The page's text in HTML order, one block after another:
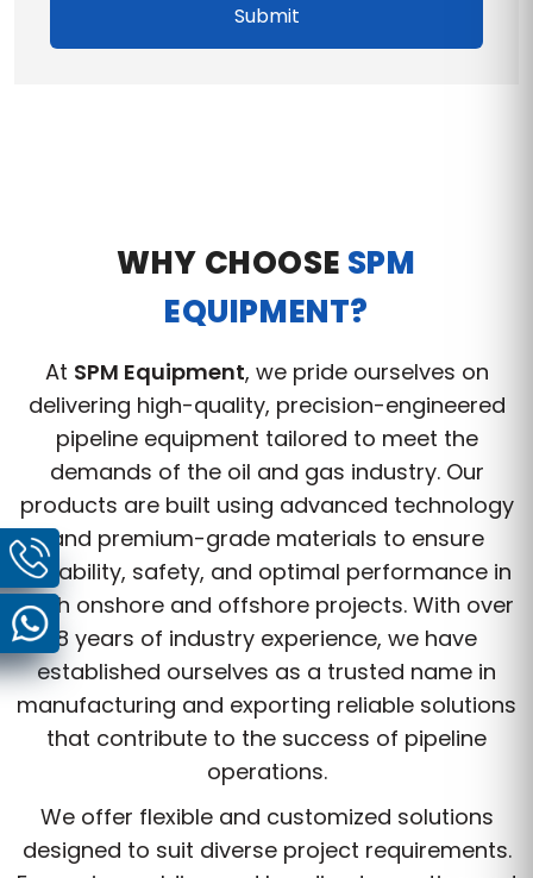
Submit
WHY CHOOSE SPM
EQUIPMENT?
At SPM Equipment, we pride ourselves on
delivering high-quality, precision-engineered
pipeline equipment tailored to meet the
demands of the oil and gas industry. Our
products are built using advanced technology
and premium-grade materials to ensure
durability, safety, and optimal performance in
both onshore and offshore projects. With over
8 years of industry experience, we have
established ourselves as a trusted name in
manufacturing and exporting reliable solutions
that contribute to the success of pipeline
operations.
We offer flexible and customized solutions
designed to suit diverse project requirements.